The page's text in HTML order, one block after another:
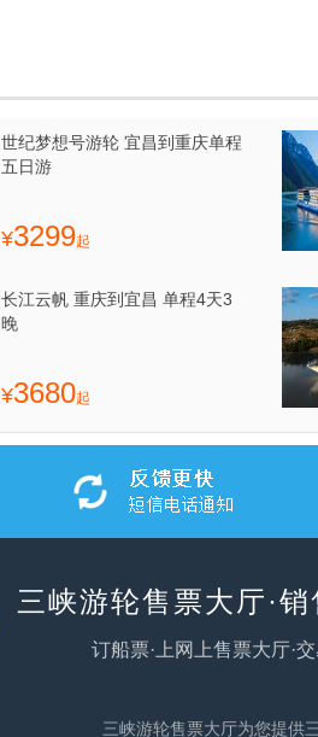
世纪梦想号游轮 宜昌到重庆单程
五日游
¥3299起
长江云帆 重庆到宜昌 单程4天3
晚
¥3680起
三峡游轮售票大厅·
订船票·上网上售票大厅·
三峡游轮售票大厅为您提供